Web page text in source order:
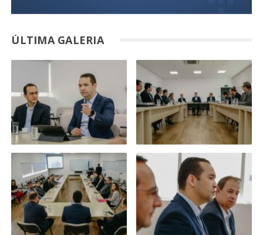
ÚLTIMA GALERIA